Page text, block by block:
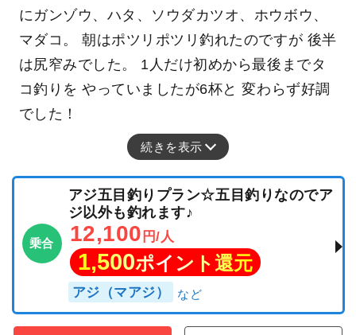
にガンゾウ、ハタ、ソウダカツオ、ホウボウ、
マダコ。 朝はポツリポツリ釣れたのですが 後半
は尻窄みでした。 1人だけ初めから最後までタ
コ釣りを やっていましたが6杯と 変わらず好調
でした！
続きを表示
乗合
アジ五目釣りプラン☆五目釣りなのでア
ジ以外も釣れます♪
12,100 円/人
1,500ポイント還元
アジ（マアジ）